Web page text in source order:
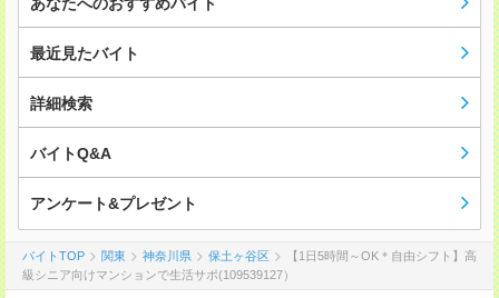
最近見たバイト
詳細検索
バイトQ&A
アンケート&プレゼント
バイトTOP 関東 神奈川県 保土ヶ谷区
【1日5時間～OK＊自由シフト】高
級シニア向けマンションで生活サポ(109539127）